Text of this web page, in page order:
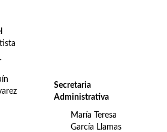
Secretaria
Administrativa
María Teresa
García Llamas